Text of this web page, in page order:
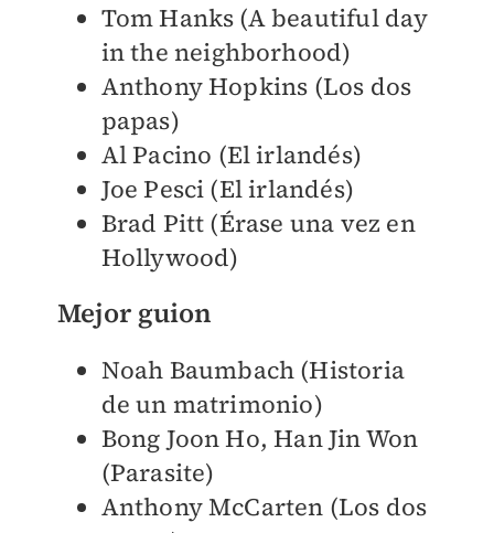
Tom Hanks (A beautiful day
in the neighborhood)
Anthony Hopkins (Los dos
papas)
Al Pacino (El irlandés)
Joe Pesci (El irlandés)
Brad Pitt (Érase una vez en
Hollywood)
Mejor guion
Noah Baumbach (Historia
de un matrimonio)
Bong Joon Ho, Han Jin Won
(Parasite)
Anthony McCarten (Los dos